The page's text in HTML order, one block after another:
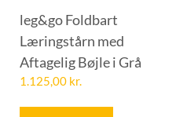
leg&go Foldbart
Læringstårn med
Aftagelig Bøjle i Grå
1.125,00 kr.